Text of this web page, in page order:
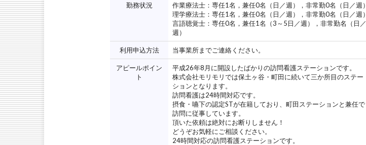
勤務状況
作業療法士：専任1名，兼任0名（日／週），非常勤0名（日／週）
理学療法士：専任1名，兼任0名（日／週），非常勤0名（日／週）
言語聴覚士：専任0名，兼任1名（3～5日／週），非常勤名（日／
週）
利用申込方法 当事業所までご連絡ください。
アピールポイン
ト
平成26年8月に開設したばかりの訪問看護ステーションです。
株式会社モリモリでは保土ヶ谷・町田に続いて三か所目のステー
ションとなります。
訪問看護は24時間対応です。
摂食・嚥下の認定STが在籍しており、町田ステーションと兼任で
訪問に従事しています。
頂いた依頼は絶対にお断りしません！
どうぞお気軽にご相談ください。
24時間対応の訪問看護ステーションです。